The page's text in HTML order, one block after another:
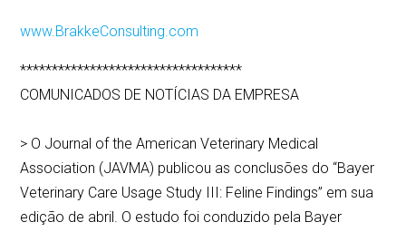
www.BrakkeConsulting.com
***********************************
COMUNICADOS DE NOTÍCIAS DA EMPRESA
> O Journal of the American Veterinary Medical
Association (JAVMA) publicou as conclusões do “Bayer
Veterinary Care Usage Study III: Feline Findings” em sua
edição de abril. O estudo foi conduzido pela Bayer